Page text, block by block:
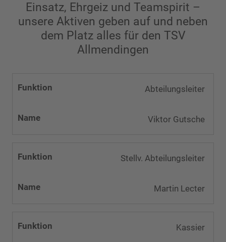
Einsatz, Ehrgeiz und Teamspirit –
unsere Aktiven geben auf und neben
dem Platz alles für den TSV
Allmendingen
Abteilungsleiter
Viktor Gutsche
Stellv. Abteilungsleiter
Martin Lecter
Kassier